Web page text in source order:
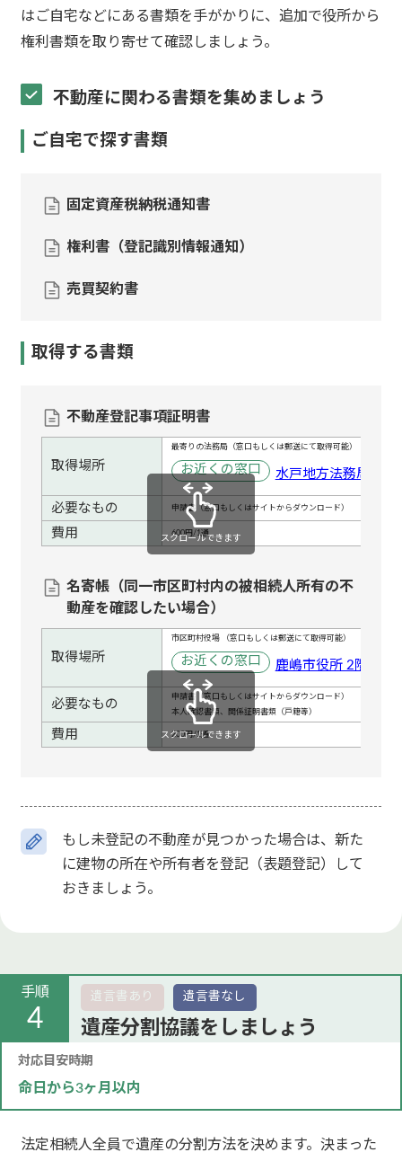
はご自宅などにある書類を手がかりに、追加で役所から
権利書類を取り寄せて確認しましょう。
不動産に関わる書類を集めましょう
ご自宅で探す書類
固定資産税納税通知書
権利書（登記識別情報通知）
売買契約書
取得する書類
不動産登記事項証明書
取得場所
最寄りの法務局（窓口もしくは郵送にて取得可能）
お近くの窓口 水戸地方法務局鹿嶋
必要なもの 申請書（窓口もしくはサイトからダウンロード）
費用 600円/1通
スクロールできます
名寄帳（同一市区町村内の被相続人所有の不
動産を確認したい場合）
取得場所
市区町村役場 （窓口もしくは郵送にて取得可能）
お近くの窓口 鹿嶋市役所 2階 税務
必要なもの
申請書（窓口もしくはサイトからダウンロード）
本人確認書類、関係証明書類（戸籍等）
費用 200円/1通
スクロールできます
もし未登記の不動産が見つかった場合は、新た
に建物の所在や所有者を登記（表題登記）して
おきましょう。
手順
4
遺言書あり 遺言書なし
遺産分割協議をしましょう
対応目安時期
命日から3ヶ月以内
法定相続人全員で遺産の分割方法を決めます。決まった